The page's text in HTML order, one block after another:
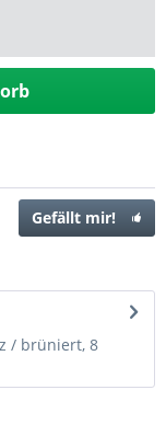
Gefällt mir!
/ brüniert, 8